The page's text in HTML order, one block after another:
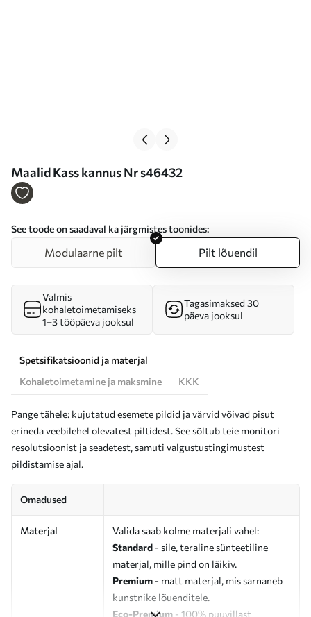
Maalid Kass kannus Nr s46432
See toode on saadaval ka järgmistes toonides:
Modulaarne pilt Pilt lõuendil
Valmis
kohaletoimetamiseks
1–3 tööpäeva jooksul
Tagasimaksed 30
päeva jooksul
Spetsifikatsioonid ja materjal
Kohaletoimetamine ja maksmine
KKK
Pange tähele: kujutatud esemete pildid ja värvid võivad pisut
erineda veebilehel olevatest piltidest. See sõltub teie monitori
resolutsioonist ja seadetest, samuti valgustustingimustest
pildistamise ajal.
Omadused
Materjal
Valida saab kolme materjali vahel:
Standard - sile, teraline sünteetiline
materjal, mille pind on läikiv.
Premium - matt materjal, mis sarnaneb
kunstnike lõuenditele.
Eco-Premium - 100% puuvillast